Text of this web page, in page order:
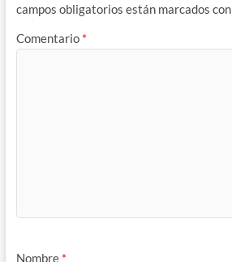
campos obligatorios están marcados con
Comentario *
Nombre *